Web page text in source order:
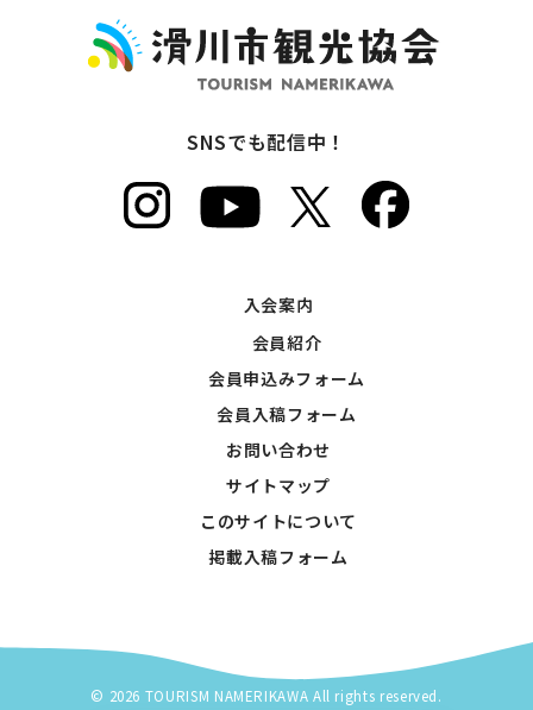
SNSでも配信中！
入会案内
会員紹介
会員申込みフォーム
会員入稿フォーム
お問い合わせ
サイトマップ
このサイトについて
掲載入稿フォーム
© 2026 TOURISM NAMERIKAWA All rights reserved.